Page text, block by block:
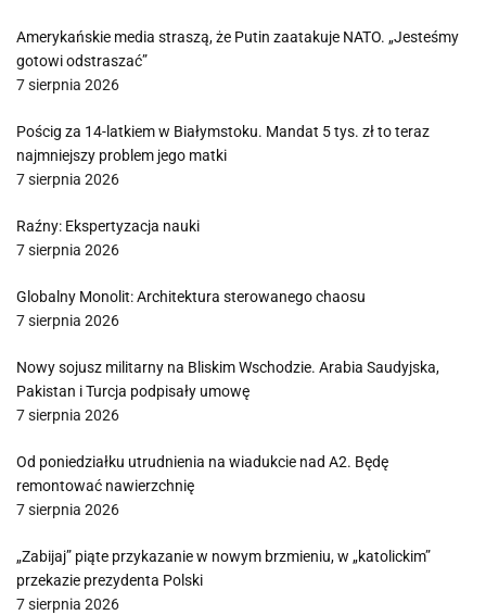
Amerykańskie media straszą, że Putin zaatakuje NATO. „Jesteśmy
gotowi odstraszać”
7 sierpnia 2026
Pościg za 14-latkiem w Białymstoku. Mandat 5 tys. zł to teraz
najmniejszy problem jego matki
7 sierpnia 2026
Raźny: Ekspertyzacja nauki
7 sierpnia 2026
Globalny Monolit: Architektura sterowanego chaosu
7 sierpnia 2026
Nowy sojusz militarny na Bliskim Wschodzie. Arabia Saudyjska,
Pakistan i Turcja podpisały umowę
7 sierpnia 2026
Od poniedziałku utrudnienia na wiadukcie nad A2. Będę
remontować nawierzchnię
7 sierpnia 2026
„Zabijaj” piąte przykazanie w nowym brzmieniu, w „katolickim”
przekazie prezydenta Polski
7 sierpnia 2026